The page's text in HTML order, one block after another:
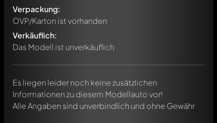
Verpackung:
OVP/Karton ist vorhanden
Verkäuflich:
Das Modell ist unverkäuflich
Es liegen leider noch keine zusätzlichen
Informationen zu diesem Modellauto vor!
Alle Angaben sind unverbindlich und ohne Gewähr
Schreibe jetzt einen ersten Kommentar zu diesem Modell!
Jeder Kommentar kann von allen Mitgliedern diskutiert
werden. Es ist wie ein Chat.
Erwähne andere Modelly-Mitglieder durch die
automatisch darüber informiert.